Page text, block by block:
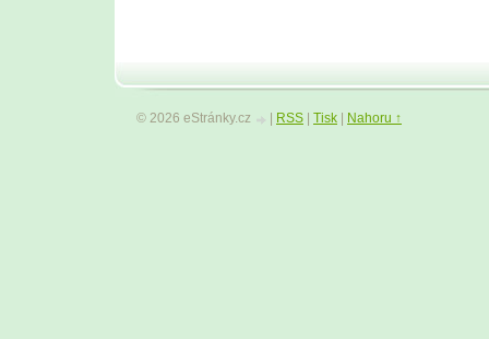
© 2026 eStránky.cz RSS Tisk Nahoru ↑